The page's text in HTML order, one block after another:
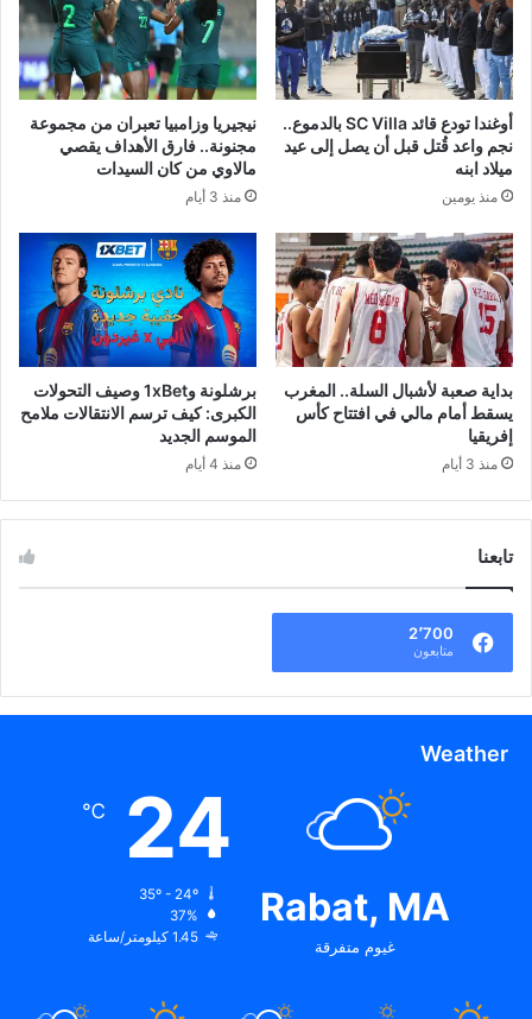
أوغندا تودع قائد SC Villa بالدموع..
نجم واعد قُتل قبل أن يصل إلى عيد
ميلاد ابنه
منذ يومين
نيجيريا وزامبيا تعبران من مجموعة
مجنونة.. فارق الأهداف يقصي
مالاوي من كان السيدات
منذ 3 أيام
بداية صعبة لأشبال السلة.. المغرب
يسقط أمام مالي في افتتاح كأس
إفريقيا
منذ 3 أيام
برشلونة و1xBet وصيف التحولات
الكبرى: كيف ترسم الانتقالات ملامح
الموسم الجديد
منذ 4 أيام
تابعنا
2٬700
متابعون
Weather
Rabat, MA
غيوم متفرقة
24
℃
37%
1.45 كيلومتر/ساعة